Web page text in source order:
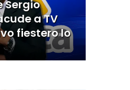
Sergio
a TV
fiestero lo